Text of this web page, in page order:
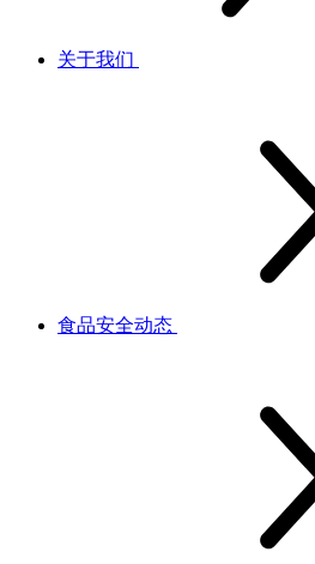
关于我们
食品安全动态